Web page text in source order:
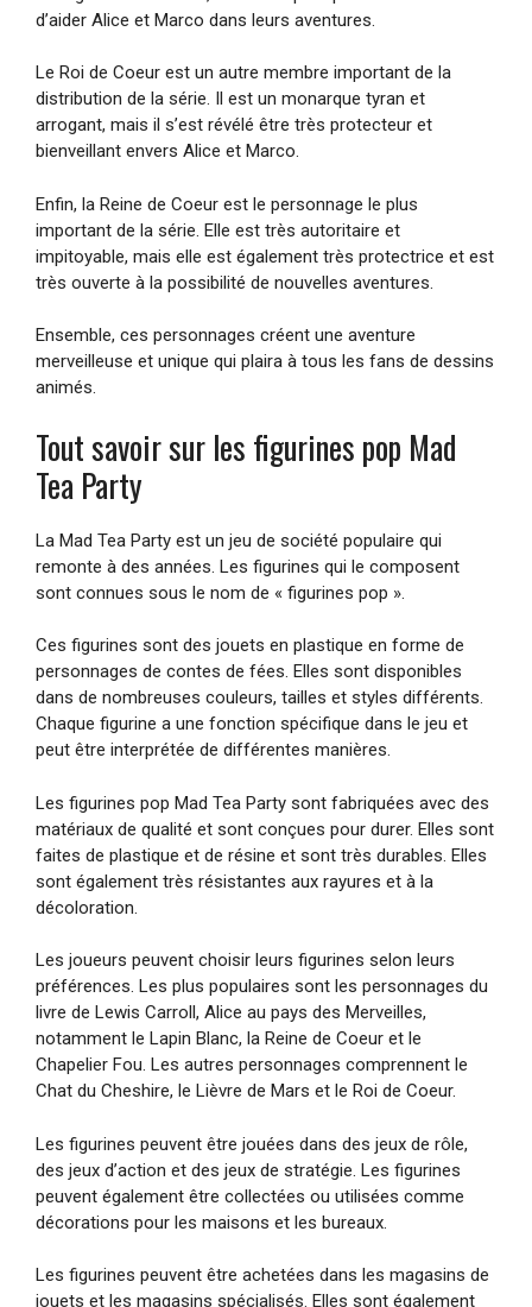
d’aider Alice et Marco dans leurs aventures.
Le Roi de Coeur est un autre membre important de la
distribution de la série. Il est un monarque tyran et
arrogant, mais il s’est révélé être très protecteur et
bienveillant envers Alice et Marco.
Enfin, la Reine de Coeur est le personnage le plus
important de la série. Elle est très autoritaire et
impitoyable, mais elle est également très protectrice et est
très ouverte à la possibilité de nouvelles aventures.
Ensemble, ces personnages créent une aventure
merveilleuse et unique qui plaira à tous les fans de dessins
animés.
Tout savoir sur les figurines pop Mad
Tea Party
La Mad Tea Party est un jeu de société populaire qui
remonte à des années. Les figurines qui le composent
sont connues sous le nom de « figurines pop ».
Ces figurines sont des jouets en plastique en forme de
personnages de contes de fées. Elles sont disponibles
dans de nombreuses couleurs, tailles et styles différents.
Chaque figurine a une fonction spécifique dans le jeu et
peut être interprétée de différentes manières.
Les figurines pop Mad Tea Party sont fabriquées avec des
matériaux de qualité et sont conçues pour durer. Elles sont
faites de plastique et de résine et sont très durables. Elles
sont également très résistantes aux rayures et à la
décoloration.
Les joueurs peuvent choisir leurs figurines selon leurs
préférences. Les plus populaires sont les personnages du
livre de Lewis Carroll, Alice au pays des Merveilles,
notamment le Lapin Blanc, la Reine de Coeur et le
Chapelier Fou. Les autres personnages comprennent le
Chat du Cheshire, le Lièvre de Mars et le Roi de Coeur.
Les figurines peuvent être jouées dans des jeux de rôle,
des jeux d’action et des jeux de stratégie. Les figurines
peuvent également être collectées ou utilisées comme
décorations pour les maisons et les bureaux.
Les figurines peuvent être achetées dans les magasins de
jouets et les magasins spécialisés. Elles sont également